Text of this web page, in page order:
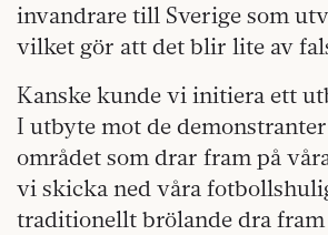
invandrare till Sverige som
vilket gör att det blir lite av
Kanske kunde vi initiera ett
I utbyte mot de
området som drar fram på
vi skicka ned våra
traditionellt brölande dra